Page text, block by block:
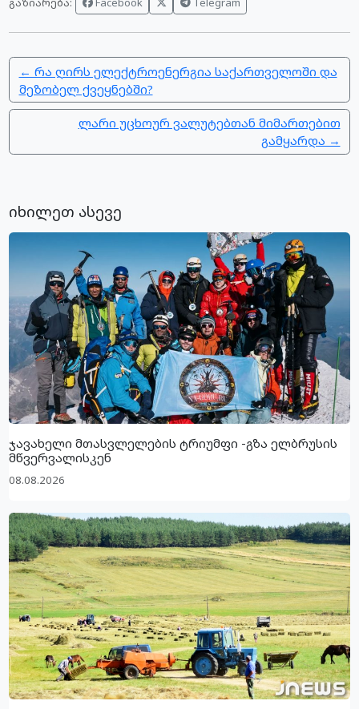
← რა ღირს ელექტროენერგია საქართველოში და
მეზობელ ქვეყნებში?
ლარი უცხოურ ვალუტებთან მიმართებით
გამყარდა →
იხილეთ ასევე
ჯავახელი მთასვლელების ტრიუმფი -გზა ელბრუსის
მწვერვალისკენ
08.08.2026